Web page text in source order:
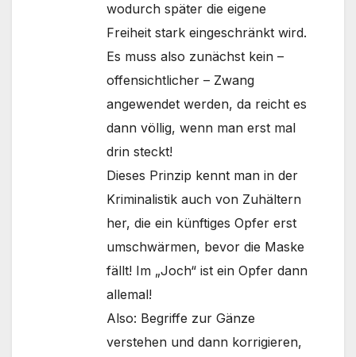
wodurch später die eigene
Freiheit stark eingeschränkt wird.
Es muss also zunächst kein –
offensichtlicher – Zwang
angewendet werden, da reicht es
dann völlig, wenn man erst mal
drin steckt!
Dieses Prinzip kennt man in der
Kriminalistik auch von Zuhältern
her, die ein künftiges Opfer erst
umschwärmen, bevor die Maske
fällt! Im „Joch“ ist ein Opfer dann
allemal!
Also: Begriffe zur Gänze
verstehen und dann korrigieren,